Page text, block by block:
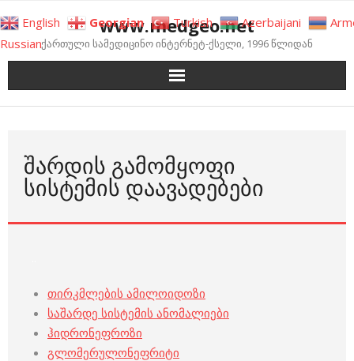
to
content
www.medgeo.net
ქართული სამედიცინო ინტერნეტ-ქსელი, 1996 წლიდან
ᲨᲐᲠᲓᲘᲡ ᲒᲐᲛᲝᲛᲧᲝᲤᲘ
ᲡᲘᲡᲢᲔᲛᲘᲡ ᲓᲐᲐᲕᲐᲓᲔᲑᲔᲑᲘ
თირკმლების ამილოიდოზი
საშარდე სისტემის ანომალიები
ჰიდრონეფროზი
გლომერულონეფრიტი
English Georgian Turkish Azerbaijani
Russian